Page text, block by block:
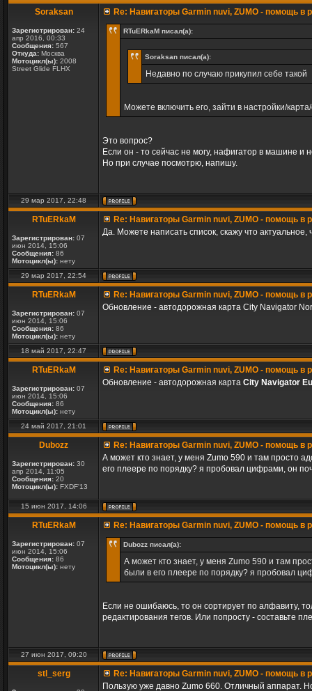
Soraksan
Зарегистрирован: 24
апр 2016, 00:33
Сообщения: 567
Откуда: Москва
Мотоцикл(ы): 2008
Street Glide FLHX
Re: Навигаторы Garmin nuvi, ZUMO - помощь в
RTuERkaM писал(а):
Soraksan писал(а):
Недавно по случаю прикупил себе такой
Можете включить его, зайти в настройки/
Это вопрос?
Если он - то сейчас не могу, нафигатор в машине и
Но при случае посмотрю, напишу.
29 мар 2017, 22:48
RTuERkaM
Зарегистрирован: 07
июн 2014, 15:06
Сообщения: 86
Мотоцикл(ы): нету
Re: Навигаторы Garmin nuvi, ZUMO - помощь в
Да. Можете написать список, скажу что актуальное,
29 мар 2017, 22:54
RTuERkaM
Зарегистрирован: 07
июн 2014, 15:06
Сообщения: 86
Мотоцикл(ы): нету
Re: Навигаторы Garmin nuvi, ZUMO - помощь в
Обновление - автодорожная карта City Navigator
18 май 2017, 22:47
RTuERkaM
Зарегистрирован: 07
июн 2014, 15:06
Сообщения: 86
Мотоцикл(ы): нету
Re: Навигаторы Garmin nuvi, ZUMO - помощь в
Обновление - автодорожная карта City Navigator
24 май 2017, 21:01
Dubozz
Зарегистрирован: 30
апр 2014, 11:05
Сообщения: 20
Мотоцикл(ы): FXDF'13
Re: Навигаторы Garmin nuvi, ZUMO - помощь в
А может кто знает, у меня Zumo 590 и там просто
его плеере по порядку? я пробовал цифрами, он
15 июн 2017, 14:06
RTuERkaM
Зарегистрирован: 07
июн 2014, 15:06
Сообщения: 86
Мотоцикл(ы): нету
Re: Навигаторы Garmin nuvi, ZUMO - помощь в
Dubozz писал(а):
А может кто знает, у меня Zumo 590 и там
были в его плеере по порядку? я пробовал
Если не ошибаюсь, то он сортирует по алфавиту,
редактирования тегов. Или попросту - составьте
27 июн 2017, 09:20
stl_serg
Re: Навигаторы Garmin nuvi, ZUMO - помощь в
Пользую уже давно Zumo 660. Отличный аппарат.